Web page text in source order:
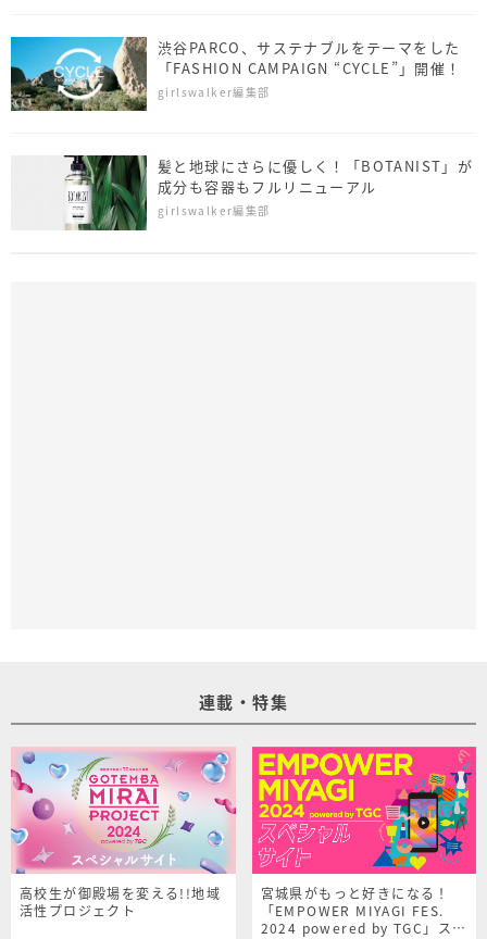
渋谷PARCO、サステナブルをテーマをした
「FASHION CAMPAIGN “CYCLE”」開催！
girlswalker編集部
髪と地球にさらに優しく！「BOTANIST」が
成分も容器もフルリニューアル
girlswalker編集部
連載・特集
高校生が御殿場を変える!!地域
活性プロジェクト
宮城県がもっと好きになる！
「EMPOWER MIYAGI FES.
2024 powered by TGC」スペ